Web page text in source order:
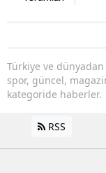
Türkiye ve
spor, güncel,
kategoride haberler.
RSS